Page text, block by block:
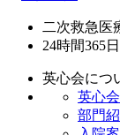
二次救急医
24時間365日
英心会につ
英心
部門